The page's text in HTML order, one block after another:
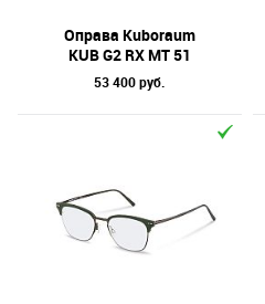
Оправа Kuboraum
KUB G2 RX MT 51
53 400 руб.